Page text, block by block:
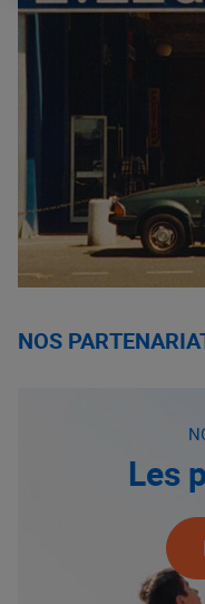
NOS
Les